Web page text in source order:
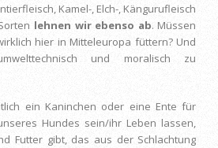
Kamel-, Elch-, Kängurufleisch
lehnen wir ebenso ab. Müssen
hier in Mitteleuropa füttern? Und
und moralisch zu
ein Kaninchen oder eine Ente für
Hundes sein/ihr Leben lassen,
Futter gibt, das aus der Schlachtung